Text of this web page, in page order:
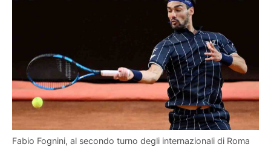
Fabio Fognini, al secondo turno degli internazionali di Roma